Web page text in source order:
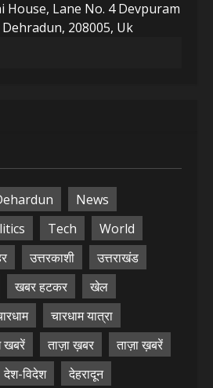
House, Lane No. 4 Devpuram
208005, Uk
News
Tech
World
उत्तरकाशी
उत्तराखंड
खबर हटकर
खेल
चारधाम यात्रा
खबरें ताज़ा ख़बर
ताज़ा ख़बरें
देश-विदेश
देहरादून